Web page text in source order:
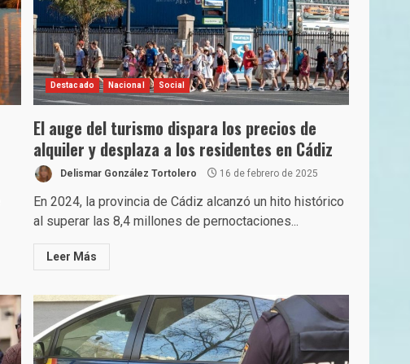
Destacado Nacional Social
El auge del turismo dispara los precios de
alquiler y desplaza a los residentes en Cádiz
Delismar González Tortolero 16 de febrero de 2025
En 2024, la provincia de Cádiz alcanzó un hito histórico
al superar las 8,4 millones de pernoctaciones...
Leer Más